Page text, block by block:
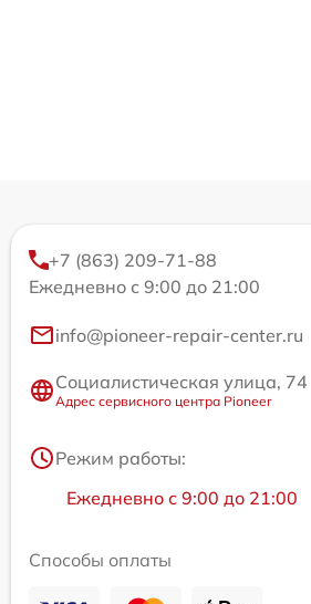
+7 (863) 209-71-88
Ежедневно с 9:00 до 21:00
info@pioneer-repair-center.ru
Социалистическая улица, 74
Адрес сервисного центра Pioneer
Режим работы:
Ежедневно с 9:00 до 21:00
Способы оплаты